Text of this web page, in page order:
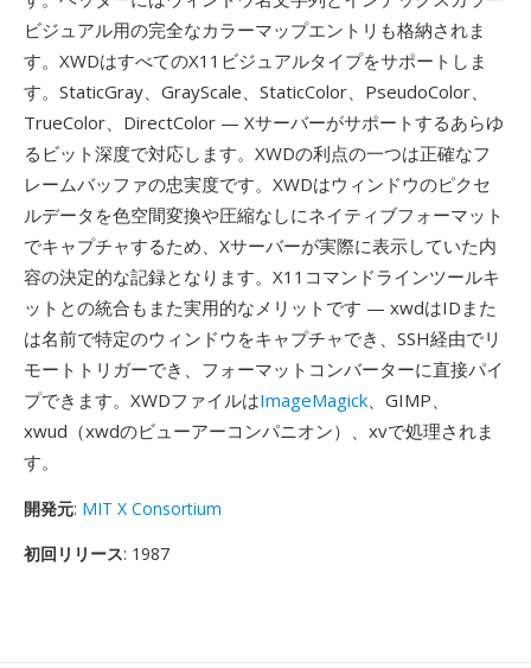
ビジュアル用の完全なカラーマップエントリも格納されま
す。XWDはすべてのX11ビジュアルタイプをサポートしま
す。StaticGray、GrayScale、StaticColor、PseudoColor、
TrueColor、DirectColor — Xサーバーがサポートするあらゆ
るビット深度で対応します。XWDの利点の一つは正確なフ
レームバッファの忠実度です。XWDはウィンドウのピクセ
ルデータを色空間変換や圧縮なしにネイティブフォーマット
でキャプチャするため、Xサーバーが実際に表示していた内
容の決定的な記録となります。X11コマンドラインツールキ
ットとの統合もまた実用的なメリットです — xwdはIDまた
は名前で特定のウィンドウをキャプチャでき、SSH経由でリ
モートトリガーでき、フォーマットコンバーターに直接パイ
プできます。XWDファイルはImageMagick、GIMP、
xwud（xwdのビューアーコンパニオン）、xvで処理されま
す。
開発元: MIT X Consortium
初回リリース: 1987